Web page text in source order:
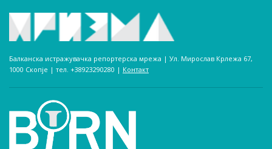
Балканска истражувачка репортерска мрежа | Ул. Мирослав Крлежа 67,
1000 Скопје | тел. +38923290280­ | Контакт